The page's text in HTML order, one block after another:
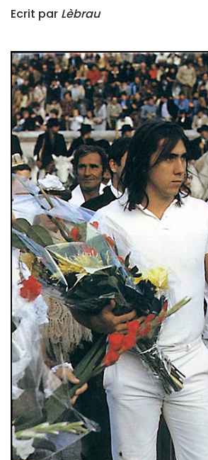
Ecrit par Lèbrau